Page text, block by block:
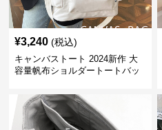
¥3,240 (税込)
キャンバストート 2024新作 大
容量帆布ショルダートートバッ